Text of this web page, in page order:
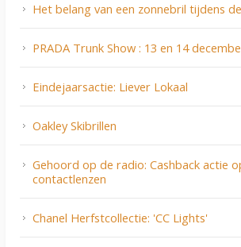
Het belang van een zonnebril tijdens
PRADA Trunk Show : 13 en 14
Eindejaarsactie: Liever Lokaal
Oakley Skibrillen
Gehoord op de radio: Cashback actie
contactlenzen
Chanel Herfstcollectie: 'CC Lights'